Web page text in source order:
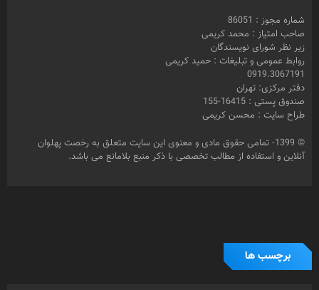
شماره مجوز : 86051
صاحب امتیاز : محمد کریمی
زیر نظر شورای نویسندگان
روابط عمومی و تبلیغات : حمید کریمی
0919.3067191
دفتر مرکزی: تهران
صندوق پستی : 16415-155
طراح سایت : محسن کریمی
© 1399- تمامی حقوق مادی و معنوی این سایت متعلق به رخصت پهلوان
آنلاین و استفاده از مطالب تخصصی با ذکر منبع بلامانع می باشد.
برچسب ها